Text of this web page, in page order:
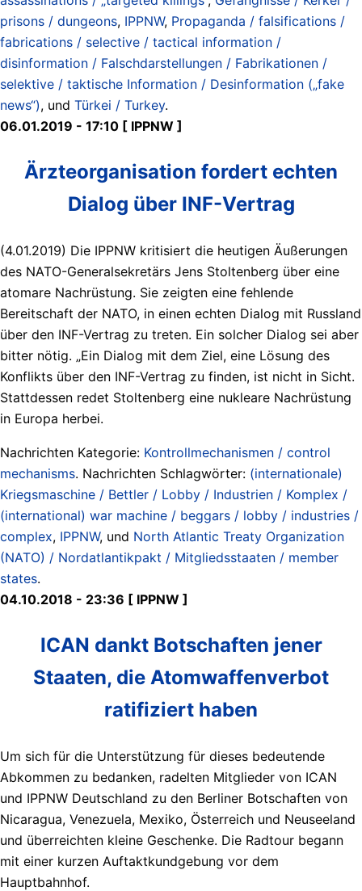
prisons / dungeons, IPPNW, Propaganda / falsifications /
fabrications / selective / tactical information /
disinformation / Falschdarstellungen / Fabrikationen /
selektive / taktische Information / Desinformation („fake
news“), und Türkei / Turkey.
06.01.2019 - 17:10 [ IPPNW ]
Ärzteorganisation fordert echten
Dialog über INF-Vertrag
(4.01.2019) Die IPPNW kritisiert die heutigen Äußerungen
des NATO-Generalsekretärs Jens Stoltenberg über eine
atomare Nachrüstung. Sie zeigten eine fehlende
Bereitschaft der NATO, in einen echten Dialog mit Russland
über den INF-Vertrag zu treten. Ein solcher Dialog sei aber
bitter nötig. „Ein Dialog mit dem Ziel, eine Lösung des
Konflikts über den INF-Vertrag zu finden, ist nicht in Sicht.
Stattdessen redet Stoltenberg eine nukleare Nachrüstung
in Europa herbei.
Nachrichten Kategorie: Kontrollmechanismen / control
mechanisms. Nachrichten Schlagwörter: (internationale)
Kriegsmaschine / Bettler / Lobby / Industrien / Komplex /
(international) war machine / beggars / lobby / industries /
complex, IPPNW, und North Atlantic Treaty Organization
(NATO) / Nordatlantikpakt / Mitgliedsstaaten / member
states.
04.10.2018 - 23:36 [ IPPNW ]
ICAN dankt Botschaften jener
Staaten, die Atomwaffenverbot
ratifiziert haben
Um sich für die Unterstützung für dieses bedeutende
Abkommen zu bedanken, radelten Mitglieder von ICAN
und IPPNW Deutschland zu den Berliner Botschaften von
Nicaragua, Venezuela, Mexiko, Österreich und Neuseeland
und überreichten kleine Geschenke. Die Radtour begann
mit einer kurzen Auftaktkundgebung vor dem
Hauptbahnhof.